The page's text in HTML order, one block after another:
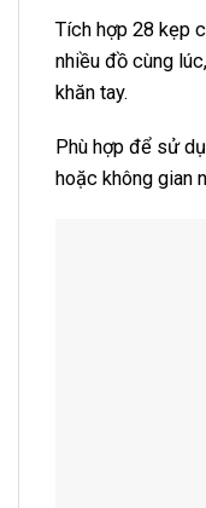
Tích hợp 28 kẹp
nhiều đồ cùng
khăn tay.
Phù hợp để sử
hoặc không gian